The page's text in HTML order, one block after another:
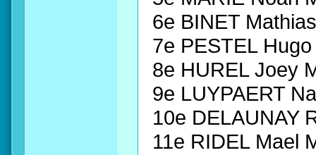
6e BINET
7e PESTEL
8e HUREL Joey
9e LUYPAERT
10e DELAUNAY
11e RIDEL Mael